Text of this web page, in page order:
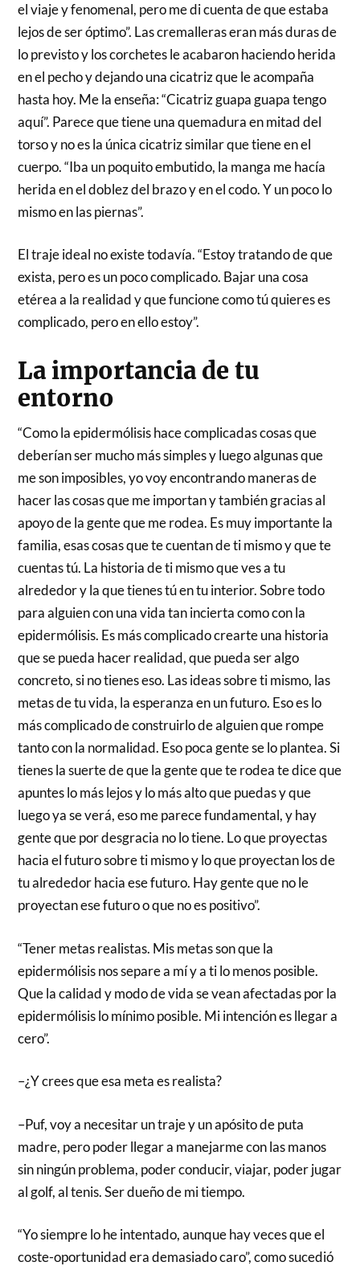
el viaje y fenomenal, pero me di cuenta de que estaba
lejos de ser óptimo”. Las cremalleras eran más duras de
lo previsto y los corchetes le acabaron haciendo herida
en el pecho y dejando una cicatriz que le acompaña
hasta hoy. Me la enseña: “Cicatriz guapa guapa tengo
aquí”. Parece que tiene una quemadura en mitad del
torso y no es la única cicatriz similar que tiene en el
cuerpo. “Iba un poquito embutido, la manga me hacía
herida en el doblez del brazo y en el codo. Y un poco lo
mismo en las piernas”.
El traje ideal no existe todavía. “Estoy tratando de que
exista, pero es un poco complicado. Bajar una cosa
etérea a la realidad y que funcione como tú quieres es
complicado, pero en ello estoy”.
La importancia de tu
entorno
“Como la epidermólisis hace complicadas cosas que
deberían ser mucho más simples y luego algunas que
me son imposibles, yo voy encontrando maneras de
hacer las cosas que me importan y también gracias al
apoyo de la gente que me rodea. Es muy importante la
familia, esas cosas que te cuentan de ti mismo y que te
cuentas tú. La historia de ti mismo que ves a tu
alrededor y la que tienes tú en tu interior. Sobre todo
para alguien con una vida tan incierta como con la
epidermólisis. Es más complicado crearte una historia
que se pueda hacer realidad, que pueda ser algo
concreto, si no tienes eso. Las ideas sobre ti mismo, las
metas de tu vida, la esperanza en un futuro. Eso es lo
más complicado de construirlo de alguien que rompe
tanto con la normalidad. Eso poca gente se lo plantea. Si
tienes la suerte de que la gente que te rodea te dice que
apuntes lo más lejos y lo más alto que puedas y que
luego ya se verá, eso me parece fundamental, y hay
gente que por desgracia no lo tiene. Lo que proyectas
hacia el futuro sobre ti mismo y lo que proyectan los de
tu alrededor hacia ese futuro. Hay gente que no le
proyectan ese futuro o que no es positivo”.
“Tener metas realistas. Mis metas son que la
epidermólisis nos separe a mí y a ti lo menos posible.
Que la calidad y modo de vida se vean afectadas por la
epidermólisis lo mínimo posible. Mi intención es llegar a
cero”.
–¿Y crees que esa meta es realista?
–Puf, voy a necesitar un traje y un apósito de puta
madre, pero poder llegar a manejarme con las manos
sin ningún problema, poder conducir, viajar, poder jugar
al golf, al tenis. Ser dueño de mi tiempo.
“Yo siempre lo he intentado, aunque hay veces que el
coste-oportunidad era demasiado caro”, como sucedió